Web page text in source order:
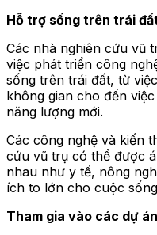
Hỗ trợ sống trên trái
Các nhà nghiên cứu vũ
việc phát triển công
sống trên trái đất, từ
không gian cho đến
năng lượng mới.
Các công nghệ và kiến
cứu vũ trụ có thể được
nhau như y tế, nông
ích to lớn cho cuộc
Tham gia vào các dự